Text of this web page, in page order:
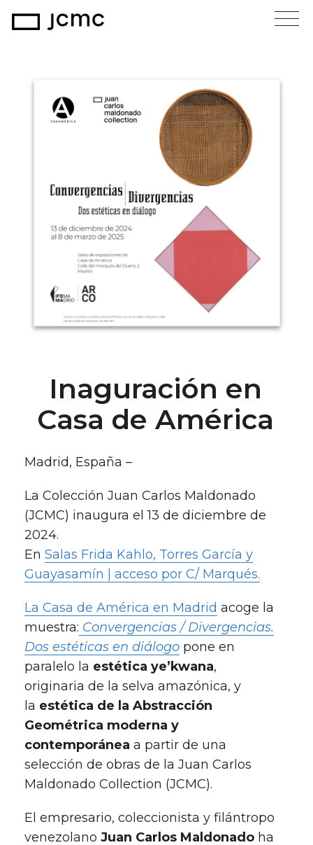
Inaguración en
Casa de América
Madrid, España –
La Colección Juan Carlos Maldonado
(JCMC) inaugura el 13 de diciembre de
2024.
En Salas Frida Kahlo, Torres García y
Guayasamín | acceso por C/ Marqués.
La Casa de América en Madrid acoge la
muestra: Convergencias / Divergencias.
Dos estéticas en diálogo pone en
paralelo la estética ye’kwana,
originaria de la selva amazónica, y
la estética de la Abstracción
Geométrica moderna y
contemporánea a partir de una
selección de obras de la Juan Carlos
Maldonado Collection (JCMC).
El empresario, coleccionista y filántropo
venezolano Juan Carlos Maldonado ha